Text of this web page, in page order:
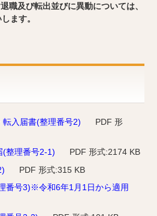
職及び転出並びに異動については、
ます。
入届書(整理番号2)
PDF 形
(整理番号2-1)
PDF 形式:2174 KB
PDF 形式:315 KB
番号3)※令和6年1月1日から適用